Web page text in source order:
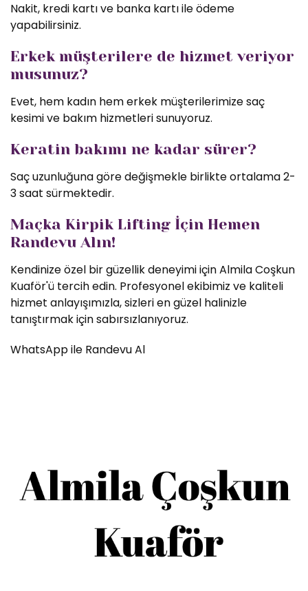
Nakit, kredi kartı ve banka kartı ile ödeme
yapabilirsiniz.
Erkek müşterilere de hizmet veriyor
musunuz?
Evet, hem kadın hem erkek müşterilerimize saç
kesimi ve bakım hizmetleri sunuyoruz.
Keratin bakımı ne kadar sürer?
Saç uzunluğuna göre değişmekle birlikte ortalama 2-
3 saat sürmektedir.
Maçka Kirpik Lifting İçin Hemen
Randevu Alın!
Kendinize özel bir güzellik deneyimi için Almila Coşkun
Kuaför'ü tercih edin. Profesyonel ekibimiz ve kaliteli
hizmet anlayışımızla, sizleri en güzel halinizle
tanıştırmak için sabırsızlanıyoruz.
WhatsApp ile Randevu Al